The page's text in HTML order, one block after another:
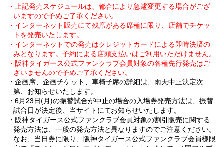
・上記発売スケジュールは、都合により急遽変更する場合がござ
いますので予めご了承ください。
・インターネット販売にて残席がある席種に限り、店舗でチケッ
トを発売いたします。
・インターネットでの発売はクレジットカードによる即時決済の
みとなります。予約による店頭支払いはご利用いただけません。
・阪神タイガース公式ファンクラブ会員対象の各種先行発売はご
ざいませんので予めご了承ください。
・企画席、企画チケット、車椅子席の詳細は、雨天中止決定次
第、お知らせいたします。
・6月23日(月)の振替試合が中止の場合の入場券発売方法は、振替
試合日が決定後、当サイトにてお知らせいたします。
・阪神タイガース公式ファンクラブ会員対象の割引販売に関する
発売方法は、一般の発売方法と異なりますのでご注意ください。
なお、当日券に限り、阪神タイガース公式ファンクラブ会員様限